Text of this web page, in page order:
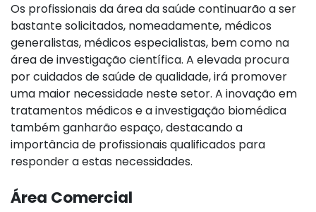
Os profissionais da área da saúde continuarão a ser
bastante solicitados, nomeadamente, médicos
generalistas, médicos especialistas, bem como na
área de investigação científica. A elevada procura
por cuidados de saúde de qualidade, irá promover
uma maior necessidade neste setor. A inovação em
tratamentos médicos e a investigação biomédica
também ganharão espaço, destacando a
importância de profissionais qualificados para
responder a estas necessidades.
Área Comercial